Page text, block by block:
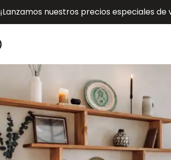
¡Lanzamos nuestros precios especiales